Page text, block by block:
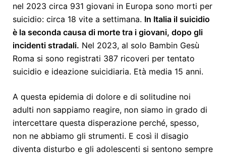
nel 2023 circa 931 giovani in Europa sono morti per
suicidio: circa 18 vite a settimana. In Italia il suicidio
è la seconda causa di morte tra i giovani, dopo gli
incidenti stradali. Nel 2023, al solo Bambin Gesù
Roma si sono registrati 387 ricoveri per tentato
suicidio e ideazione suicidiaria. Età media 15 anni.
A questa epidemia di dolore e di solitudine noi
adulti non sappiamo reagire, non siamo in grado di
intercettare questa disperazione perché, spesso,
non ne abbiamo gli strumenti. E così il disagio
diventa disturbo e gli adolescenti si sentono sempre